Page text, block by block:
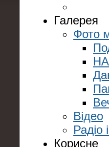
Галерея
Фото
Відео
Радіо
Корисне